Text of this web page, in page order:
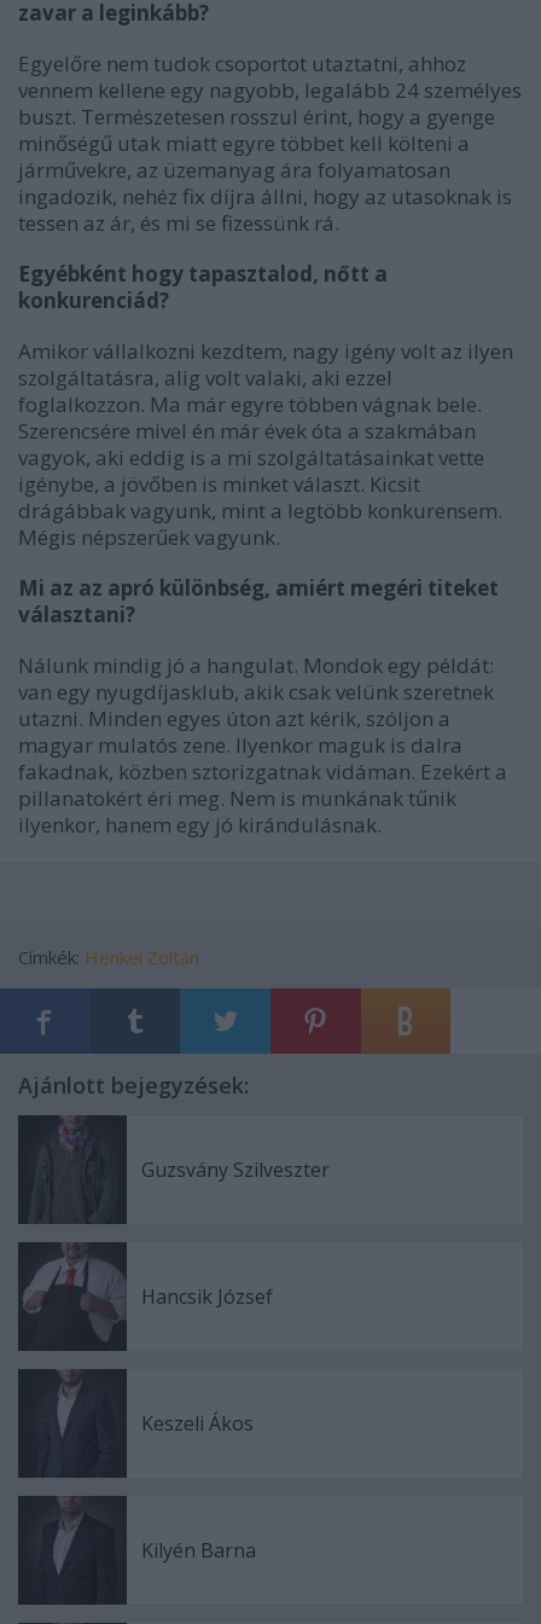
zavar a leginkább?
Egyelőre nem tudok csoportot utaztatni, ahhoz
vennem kellene egy nagyobb, legalább 24 személyes
buszt. Természetesen rosszul érint, hogy a gyenge
minőségű utak miatt egyre többet kell költeni a
járművekre, az üzemanyag ára folyamatosan
ingadozik, nehéz fix díjra állni, hogy az utasoknak is
tessen az ár, és mi se fizessünk rá.
Egyébként hogy tapasztalod, nőtt a
konkurenciád?
Amikor vállalkozni kezdtem, nagy igény volt az ilyen
szolgáltatásra, alig volt valaki, aki ezzel
foglalkozzon. Ma már egyre többen vágnak bele.
Szerencsére mivel én már évek óta a szakmában
vagyok, aki eddig is a mi szolgáltatásainkat vette
igénybe, a jövőben is minket választ. Kicsit
drágábbak vagyunk, mint a legtöbb konkurensem.
Mégis népszerűek vagyunk.
Mi az az apró különbség, amiért megéri titeket
választani?
Nálunk mindig jó a hangulat. Mondok egy példát:
van egy nyugdíjasklub, akik csak velünk szeretnek
utazni. Minden egyes úton azt kérik, szóljon a
magyar mulatós zene. Ilyenkor maguk is dalra
fakadnak, közben sztorizgatnak vidáman. Ezekért a
pillanatokért éri meg. Nem is munkának tűnik
ilyenkor, hanem egy jó kirándulásnak.
Címkék: Henkel Zoltán
Ajánlott bejegyzések:
Guzsvány Szilveszter
Hancsik József
Keszeli Ákos
Kilyén Barna